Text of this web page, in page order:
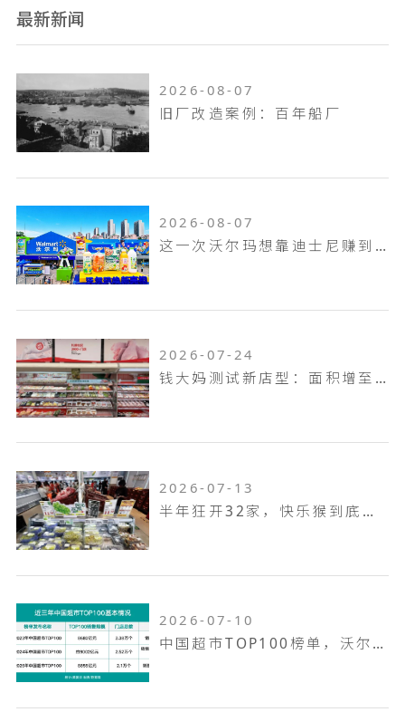
最新新闻
2026-08-07
旧厂改造案例：百年船厂
2026-08-07
这一次沃尔玛想靠迪士尼赚到山姆赚不到的钱！
2026-07-24
钱大妈测试新店型：面积增至100平米，扩充熟食烘焙品类，放大自有品牌
2026-07-13
半年狂开32家，快乐猴到底是家什么样的门店
2026-07-10
中国超市TOP100榜单，沃尔玛何以越跑越远